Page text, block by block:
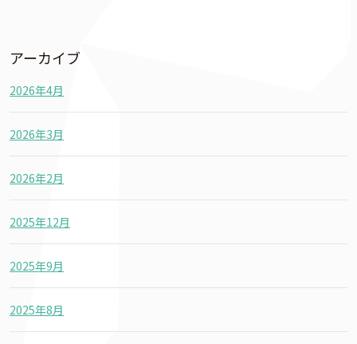
アーカイブ
2026年4月
2026年3月
2026年2月
2025年12月
2025年9月
2025年8月